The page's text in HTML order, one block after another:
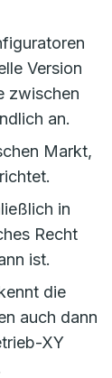
Version
zwischen
an.
Markt,
in
Recht
ist.
die
auch dann
XY